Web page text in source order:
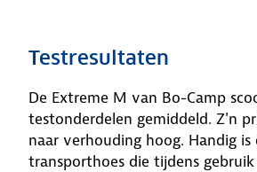
Testresultaten
De Extreme M van Bo-Camp
testonderdelen gemiddeld. Z'n
naar verhouding hoog. Handig is
transporthoes die tijdens